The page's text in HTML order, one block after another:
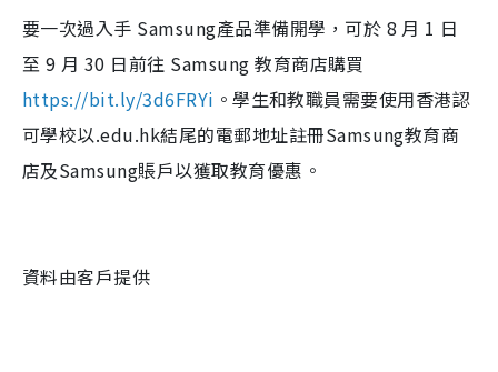
要一次過入手 Samsung產品準備開學，可於 8 月 1 日
至 9 月 30 日前往 Samsung 教育商店購買
https://bit.ly/3d6FRYi 。學生和教職員需要使用香港認
可學校以.edu.hk結尾的電郵地址註冊Samsung教育商
店及Samsung賬戶以獲取教育優惠。
資料由客戶提供